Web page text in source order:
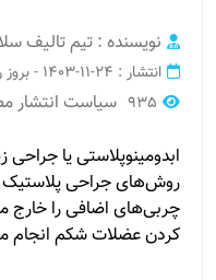
نویسنده : تیم تالیف
انتشار : 24-11-1403 - بروز رسانی : 25-11-1403
935 سیاست انتشار
ابدومینوپلاستی یا جراحی
روش‌های جراحی
چربی‌های اضافی را خارج
کردن عضلات شکم انجام